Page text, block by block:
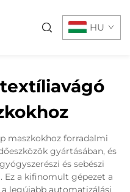
HU
maszkokhoz forradalmi
gyártásában, és
és sebészi
Ez a kifinomult gépezet a
legújabb automatizálási